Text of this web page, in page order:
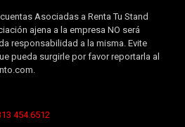
Asociadas a Renta Tu Stand
ajena a la empresa NO será
responsabilidad a la misma. Evite
pueda surgirle por favor reportarla al
454.6512